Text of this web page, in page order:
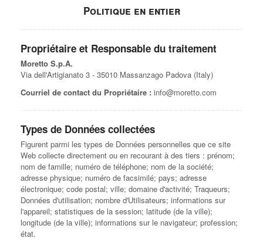
Politique en entier
Propriétaire et Responsable du traitement
Moretto S.p.A.
Via dell'Artigianato 3 - 35010 Massanzago Padova (Italy)
Courriel de contact du Propriétaire : info@moretto.com
Types de Données collectées
Figurent parmi les types de Données personnelles que ce site
Web collecte directement ou en recourant à des tiers : prénom;
nom de famille; numéro de téléphone; nom de la société;
adresse physique; numéro de facsimilé; pays; adresse
électronique; code postal; ville; domaine d'activité; Traqueurs;
Données d'utilisation; nombre d'Utilisateurs; informations sur
l'appareil; statistiques de la session; latitude (de la ville);
longitude (de la ville); informations sur le navigateur; profession;
état.